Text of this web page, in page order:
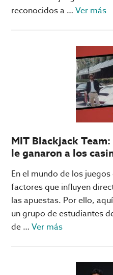
reconocidos a …Ver más
MIT Blackjack
le ganaron a los
En el mundo de los
factores que influyen
las apuestas. Por ello,
un grupo de estudiantes
de …Ver másacerca
Blackjack